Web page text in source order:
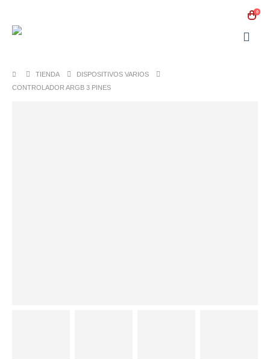
0
TIENDA
DISPOSITIVOS VARIOS
CONTROLADOR ARGB 3 PINES